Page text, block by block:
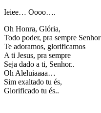
Ieiee… Oooo….
Oh Honra, Glória,
Todo poder, pra sempre Senhor
Te adoramos, glorificamos
A ti Jesus, pra sempre
Seja dado a ti, Senhor..
Oh Aleluiaaaa…
Sim exaltado tu és,
Glorificado tu és..